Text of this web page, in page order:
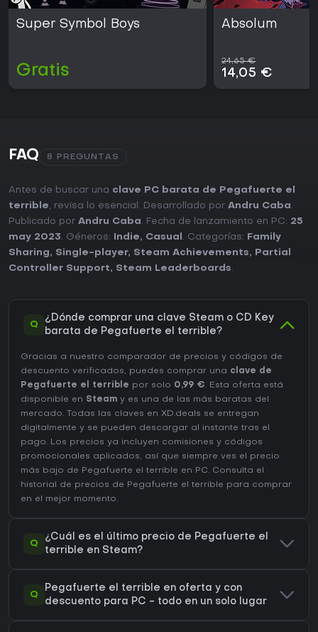
Super Symbol Boys
Gratis
Absolum
24,65 €
14,05 €
FAQ 8 PREGUNTAS
Antes de buscar una clave PC barata de Pegafuerte el
terrible, revisa lo esencial. Desarrollado por Andru Caba.
Publicado por Andru Caba. Fecha de lanzamiento en PC: 25
may 2023. Géneros: Indie, Casual . Categorías:
Family
Sharing, Single-player, Steam Achievements,
Partial
Controller Support, Steam Leaderboards.
Q
¿Dónde comprar una clave Steam o CD Key
barata de Pegafuerte el terrible?
Gracias a nuestro comparador de precios y códigos de
descuento verificados, puedes comprar una clave de
Pegafuerte el terrible por solo 0,99 €. Esta oferta está
disponible en Steam y es una de las más baratas del
mercado. Todas las claves en XD.deals se entregan
digitalmente y se pueden descargar al instante tras el
pago. Los precios ya incluyen comisiones y códigos
promocionales aplicados, así que siempre ves el precio
más bajo de Pegafuerte el terrible en PC. Consulta el
historial de precios de Pegafuerte el terrible para comprar
en el mejor momento.
Q
¿Cuál es el último precio de Pegafuerte el
terrible en Steam?
Q
Pegafuerte el terrible en oferta y con
descuento para PC - todo en un solo lugar